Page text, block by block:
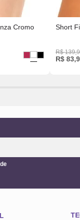
Cromo Short
R$ 139,
R$ 83,